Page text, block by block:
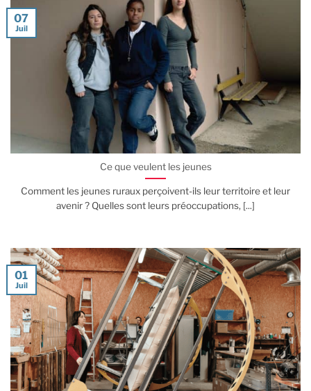
Ce que veulent les jeunes
Comment les jeunes ruraux perçoivent-ils leur territoire et leur
avenir ? Quelles sont leurs préoccupations, [...]
07
Juil
01
Juil